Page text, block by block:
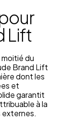
Lift
moitié du
Brand Lift
dont les
et
garantit
à la